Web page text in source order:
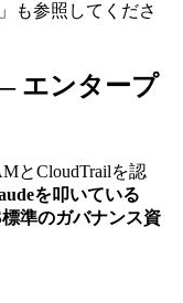
」も参照してくださ
エンタープ
とCloudTrailを認
を叩いている
準のガバナンス資